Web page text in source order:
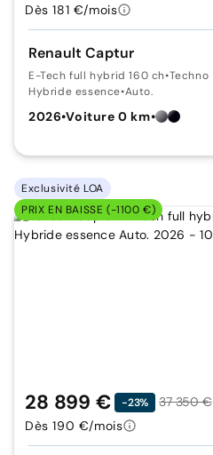
Renault Captur
E-Tech full hybrid 160 ch•Techno
Hybride essence•Auto.
2026•Voiture 0 km•
Dès 181 €/mois
Exclusivité LOA
PRIX EN BAISSE (-1100 €)
28 899 € -23%
37 350 €
Dès 190 €/mois